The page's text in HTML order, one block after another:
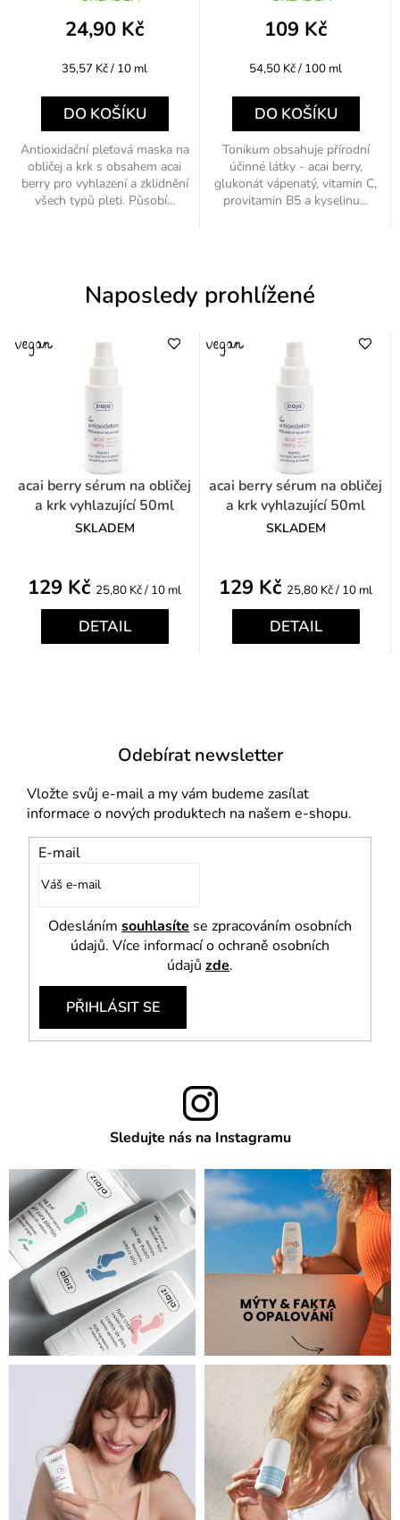
24,90 Kč
Měrná
35,57 Kč / 10 ml
DO KOŠÍKU
Antioxidační pleťová maska na
obličej a krk s obsahem acai
berry pro vyhlazení a zklidnění
všech typů pleti. Působí...
109 Kč
Měrná
54,50 Kč / 100 ml
DO KOŠÍKU
Tonikum obsahuje přírodní
účinné látky - acai berry,
glukonát vápenatý, vitamin C,
provitamin B5 a kyselinu...
Naposledy prohlížené
acai berry sérum na obličej
a krk vyhlazující 50ml
SKLADEM
129 Kč Měrná
cena:
25,80 Kč / 10 ml
DETAIL
acai berry sérum na obličej
a krk vyhlazující 50ml
SKLADEM
129 Kč Měrná
cena:
25,80 Kč / 10 ml
DETAIL
Odebírat newsletter
Vložte svůj e-mail a my vám budeme zasílat
informace o nových produktech na našem e-shopu.
E-mail
Odesláním souhlasíte se zpracováním osobních
údajů. Více informací o ochraně osobních
údajů zde.
PŘIHLÁSIT SE
Sledujte nás na Instagramu